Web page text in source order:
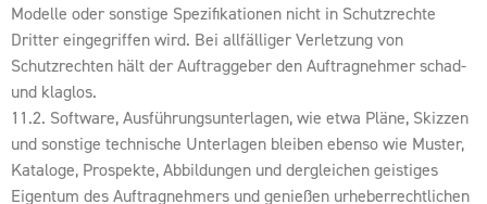
Modelle oder sonstige Spezifikationen nicht in Schutzrechte
Dritter eingegriffen wird. Bei allfälliger Verletzung von
Schutzrechten hält der Auftraggeber den Auftragnehmer schad-
und klaglos.
11.2. Software, Ausführungsunterlagen, wie etwa Pläne, Skizzen
und sonstige technische Unterlagen bleiben ebenso wie Muster,
Kataloge, Prospekte, Abbildungen und dergleichen geistiges
Eigentum des Auftragnehmers und genießen urheberrechtlichen